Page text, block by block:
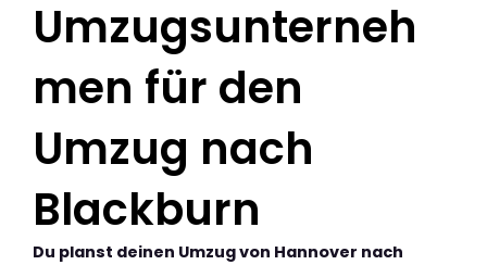
Umzugsunterneh
men für den
Umzug nach
Blackburn
Du planst deinen Umzug von Hannover nach